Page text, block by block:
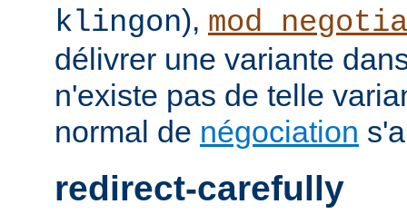
klingon),
délivrer une variante
n'existe pas de telle
normal de négociation
redirect-carefully